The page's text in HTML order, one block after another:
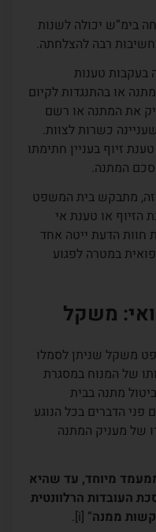
בימ”ש יכולה לשנות
רבה להצלחתה.
בעקבות טענות
או בהתנגדות לקיום
את המתנה או רשם
כשרות לצוות.
זיוף בעניין חתימתו
המתנה.
זה, מתבקש בית המשפט
הזיוף או טענת אי
חוות הדעת ייטה אחד
במטרה לפגוע
משקל
משקל שניתן לסמלו
של המנוח במסגרת
מתנה בבית
הדברים בכל הנוגע
של מעניק המתנה
מיוחד, עד שהיא
העובדות הרלוונטית
ממנה” [i].